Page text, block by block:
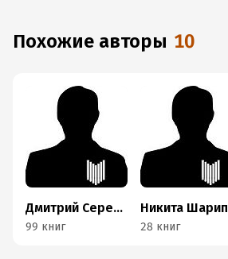
Похожие авторы 10
Дмитрий Серебряков
99 книг 28 книг